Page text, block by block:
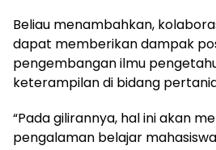
Beliau menambahkan,
dapat memberikan dampak
pengembangan ilmu
keterampilan di bidang
“Pada gilirannya, hal ini akan
pengalaman belajar